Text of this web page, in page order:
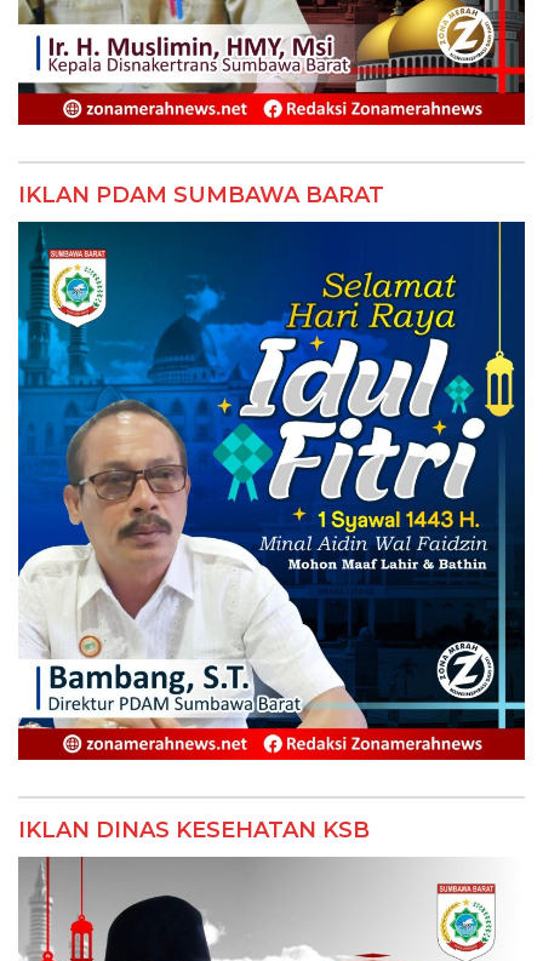
IKLAN PDAM SUMBAWA BARAT
IKLAN DINAS KESEHATAN KSB